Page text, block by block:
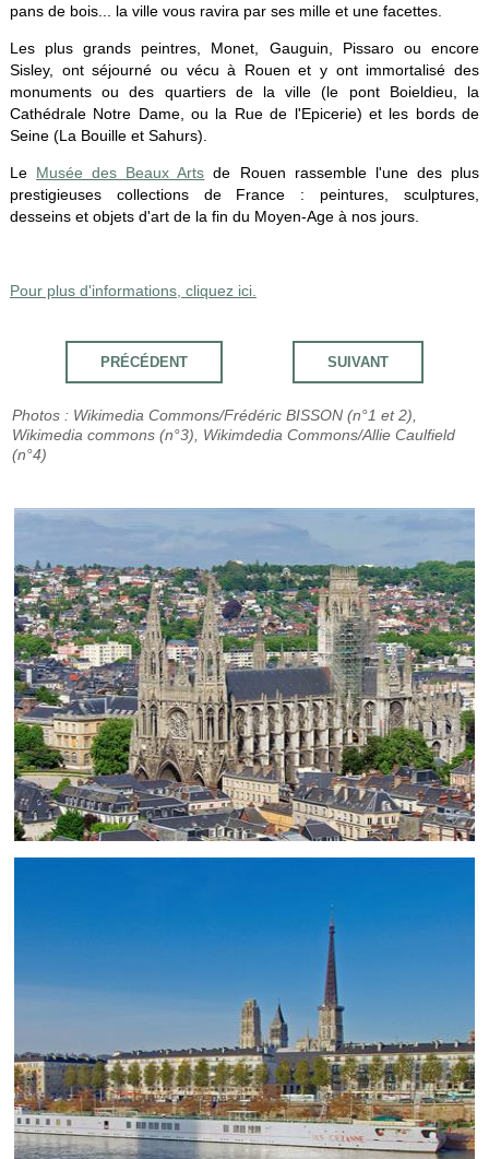
pans de bois... la ville vous ravira par ses mille et une facettes.
Les plus grands peintres, Monet, Gauguin, Pissaro ou encore
Sisley, ont séjourné ou vécu à Rouen et y ont immortalisé des
monuments ou des quartiers de la ville (le pont Boieldieu, la
Cathédrale Notre Dame, ou la Rue de l'Epicerie) et les bords de
Seine (La Bouille et Sahurs).
Le Musée des Beaux Arts de Rouen rassemble l'une des plus
prestigieuses collections de France : peintures, sculptures,
desseins et objets d'art de la fin du Moyen-Age à nos jours.
Pour plus d'informations, cliquez ici.
PRÉCÉDENT SUIVANT
Photos : Wikimedia Commons/Frédéric BISSON (n°1 et 2),
Wikimedia commons (n°3), Wikimdedia Commons/Allie Caulfield
(n°4)